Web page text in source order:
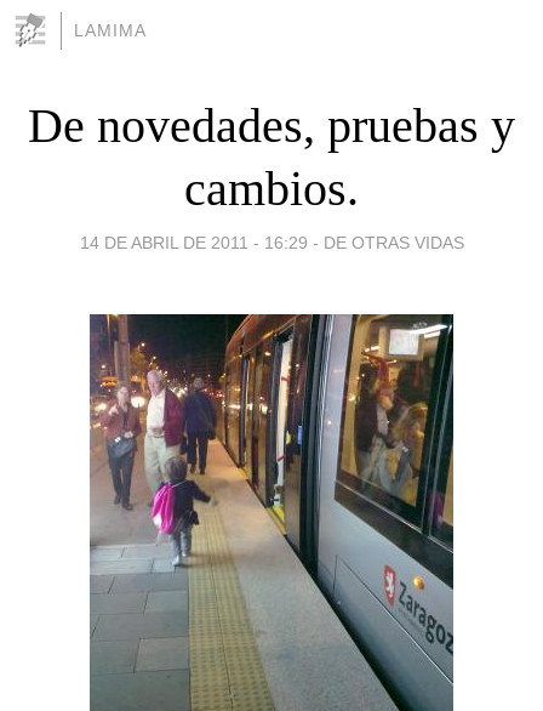
LAMIMA
De novedades, pruebas y
cambios.
14 DE ABRIL DE 2011 - 16:29 - DE OTRAS VIDAS